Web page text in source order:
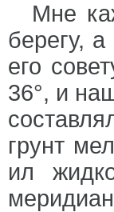
Мне
берегу,
его
36°, и
грунт
ил